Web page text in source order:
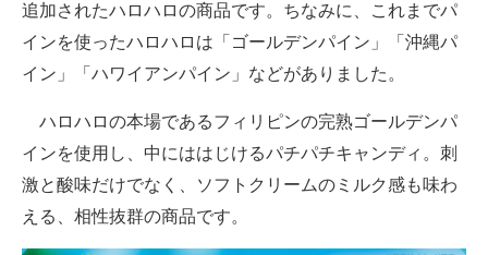
追加されたハロハロの商品です。ちなみに、これまでパ
インを使ったハロハロは「ゴールデンパイン」「沖縄パ
イン」「ハワイアンパイン」などがありました。
ハロハロの本場であるフィリピンの完熟ゴールデンパ
インを使用し、中にははじけるパチパチキャンディ。刺
激と酸味だけでなく、ソフトクリームのミルク感も味わ
える、相性抜群の商品です。